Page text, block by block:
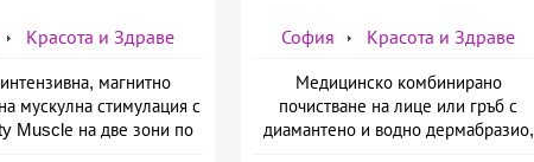
Красота и Здраве
магнитно
мускулна стимулация с
Musclе на две зони по
София Красота и Здраве
Медицинско комбинирано
почистване на лице или гръб с
диамантено и водно дермабразио,